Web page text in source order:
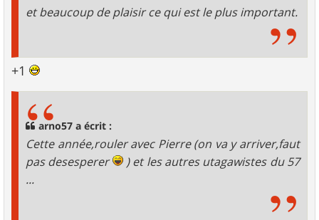
et beaucoup de plaisir ce qui est le plus important.
+1
arno57 a écrit :
Cette année,rouler avec Pierre (on va y arriver,faut
pas desesperer
) et les autres utagawistes du 57
...